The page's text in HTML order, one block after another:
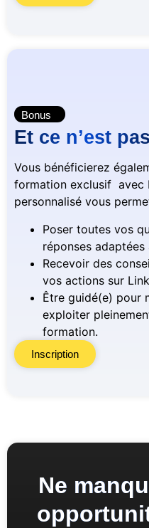
Bonus
Et ce n’est
Vous bénéficierez
formation exclusif avec
personnalisé vous
Poser toutes vos
réponses
Recevoir des
vos actions sur
Être guidé(e) pour
exploiter
formation.
Inscription
Ne